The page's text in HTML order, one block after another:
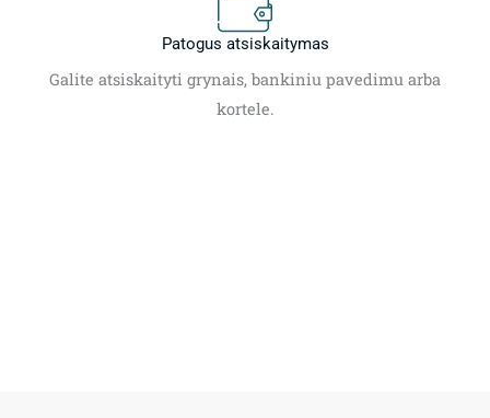
Patogus atsiskaitymas
Galite atsiskaityti grynais, bankiniu pavedimu arba
kortele.